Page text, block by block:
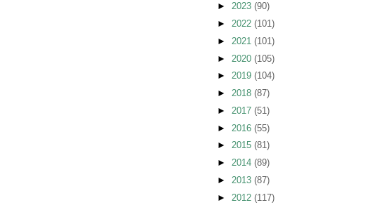
► 2023 (90)
► 2022 (101)
► 2021 (101)
► 2020 (105)
► 2019 (104)
► 2018 (87)
► 2017 (51)
► 2016 (55)
► 2015 (81)
► 2014 (89)
► 2013 (87)
► 2012 (117)